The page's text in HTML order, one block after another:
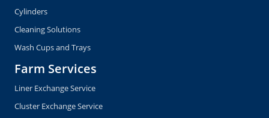
Cylinders
Cleaning Solutions
Wash Cups and Trays
Farm Services
Liner Exchange Service
Cluster Exchange Service